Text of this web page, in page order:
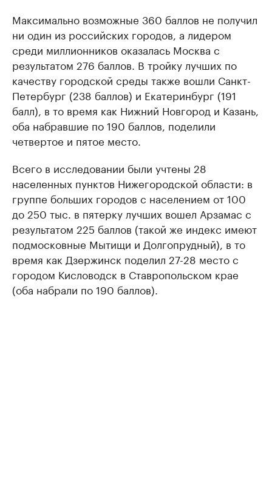
Максимально возможные 360 баллов не получил
ни один из российских городов, а лидером
среди миллионников оказалась Москва с
результатом 276 баллов. В тройку лучших по
качеству городской среды также вошли Санкт-
Петербург (238 баллов) и Екатеринбург (191
балл), в то время как Нижний Новгород и Казань,
оба набравшие по 190 баллов, поделили
четвертое и пятое место.
Всего в исследовании были учтены 28
населенных пунктов Нижегородской области: в
группе больших городов с населением от 100
до 250 тыс. в пятерку лучших вошел Арзамас с
результатом 225 баллов (такой же индекс имеют
подмосковные Мытищи и Долгопрудный), в то
время как Дзержинск поделил 27-28 место с
городом Кисловодск в Ставропольском крае
(оба набрали по 190 баллов).